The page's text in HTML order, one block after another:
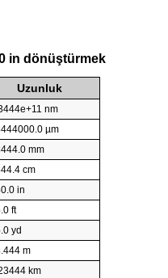
in dönüştürmek
Uzunluk
nm
µm
mm
cm
in
ft
yd
m
km